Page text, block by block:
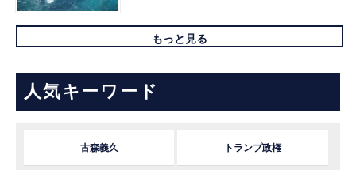
もっと見る
人気キーワード
古森義久 トランプ政権